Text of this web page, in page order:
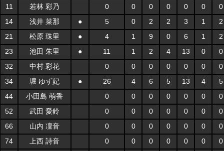
11
若林 彩乃 0 0 0 0 0 0
0
14
浅井 菜那 ● 5 0 2 2 3 1
2
21
松原 珠里 ● 4 1 9 0 6 1
2
23
池田 朱里 ● 11 1 2 4 13 0
0
32
中村 彩花 0 0 0 0 0 0
0
34
堀 ゆず妃 ● 26 4 6 5 13 4
5
44
小田島 萌香 0 0 0 0 0 0
0
52
武田 愛鈴 0 0 0 0 0 0
0
66
山内 凜音 0 0 0 0 0 0
0
74
上西 詩音 0 0 0 0 0 0
0